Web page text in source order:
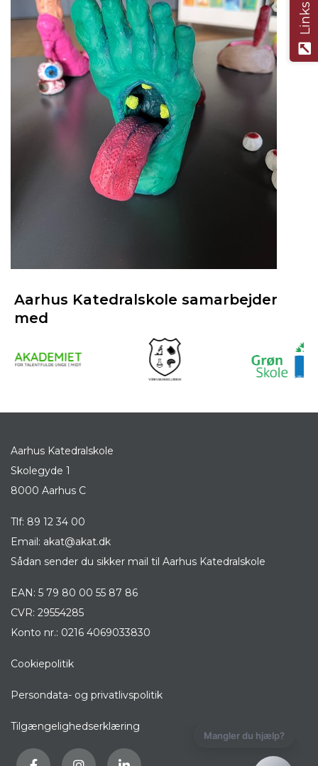
Aarhus Katedralskole samarbejder
med
Aarhus Katedralskole
Skolegyde 1
8000 Aarhus C
Tlf: 89 12 34 00
Email: akat@akat.dk
Sådan sender du sikker mail til Aarhus Katedralskole
EAN: 5 79 80 00 55 87 86
CVR: 29554285
Konto nr.: 0216 4069033830
Cookiepolitik
Persondata- og privatlivspolitik
Tilgængelighedserklæring
Links